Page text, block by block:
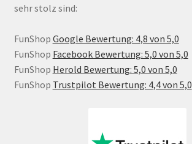
sehr stolz sind:
FunShop Google Bewertung: 4,8 von 5,0
FunShop Facebook Bewertung: 5,0 von 5,0
FunShop Herold Bewertung: 5,0 von 5,0
FunShop Trustpilot Bewertung: 4,4 von 5,0